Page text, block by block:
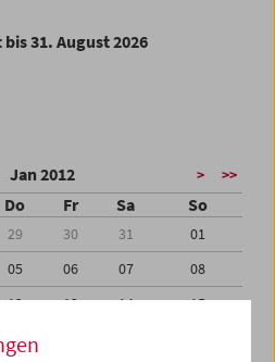
31. August 2026
Jan 2012 > >>
Do Fr Sa So
29 30 31
01
05 06 07
08
12 13 14
15
19